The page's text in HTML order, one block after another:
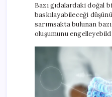
Bazı gıdalardaki doğal
baskılayabileceği
sarımsakta bulunan
oluşumunu